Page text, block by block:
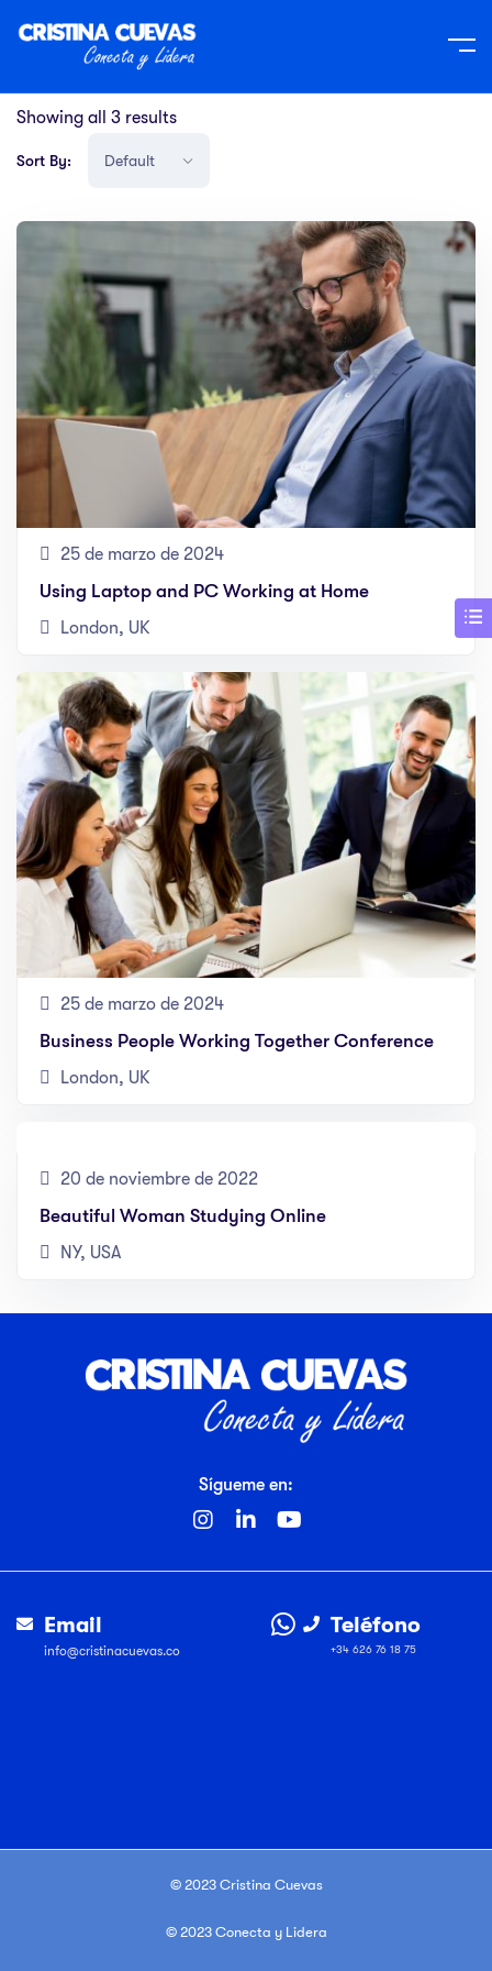
Home Event
Showing all 3 results
Sort By:
25 de marzo de 2024
Using Laptop and PC Working at Home
London, UK
25 de marzo de 2024
Business People Working Together Conference
London, UK
20 de noviembre de 2022
Beautiful Woman Studying Online
NY, USA
Sígueme en:
Email
info@cristinacuevas.co
Teléfono
+34 626 76 18 75
© 2023 Cristina Cuevas
© 2023 Conecta y Lidera